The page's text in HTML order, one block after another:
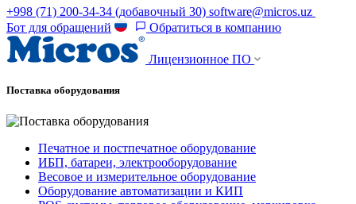
+998 (71) 200-34-34 (добавочный 30) software@micros.uz
Бот для обращений
Обратиться в компанию
Лицензионное ПО
Поставка оборудования
Печатное и постпечатное оборудование
ИБП, батареи, электрооборудование
Весовое и измерительное оборудование
Оборудование автоматизации и КИП